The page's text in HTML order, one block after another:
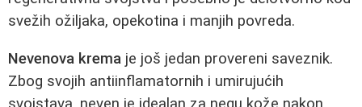
svežih ožiljaka, opekotina i manjih povreda.
Nevenova krema je još jedan provereni saveznik.
Zbog svojih antiinflamatornih i umirujućih